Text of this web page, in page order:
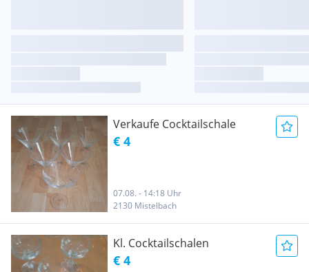
Verkaufe Cocktailschale
€ 4
07.08. - 14:18 Uhr
2130 Mistelbach
Kl. Cocktailschalen
€ 4